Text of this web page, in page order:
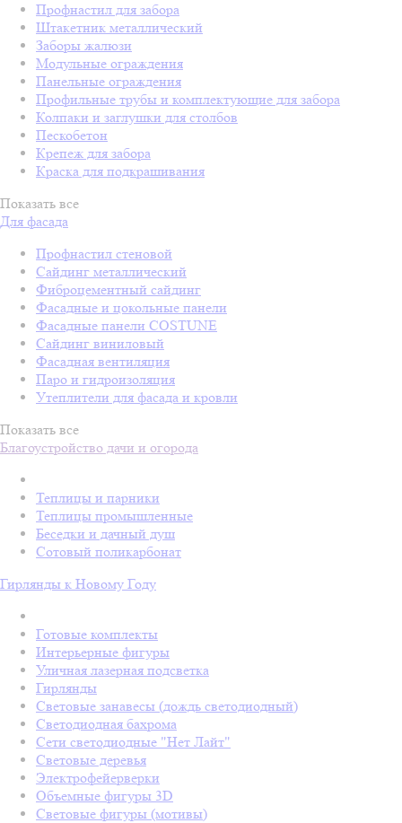
Профнастил для забора
Штакетник металлический
Заборы жалюзи
Модульные ограждения
Панельные ограждения
Профильные трубы и комплектующие для забора
Колпаки и заглушки для столбов
Пескобетон
Крепеж для забора
Краска для подкрашивания
Показать все
Для фасада
Профнастил стеновой
Сайдинг металлический
Фиброцементный сайдинг
Фасадные и цокольные панели
Фасадные панели COSTUNE
Сайдинг виниловый
Фасадная вентиляция
Паро и гидроизоляция
Утеплители для фасада и кровли
Показать все
Благоустройство дачи и огорода
Теплицы и парники
Теплицы промышленные
Беседки и дачный душ
Сотовый поликарбонат
Гирлянды к Новому Году
Готовые комплекты
Интерьерные фигуры
Уличная лазерная подсветка
Гирлянды
Световые занавесы (дождь светодиодный)
Светодиодная бахрома
Сети светодиодные "Нет Лайт"
Световые деревья
Электрофейерверки
Объемные фигуры 3D
Световые фигуры (мотивы)